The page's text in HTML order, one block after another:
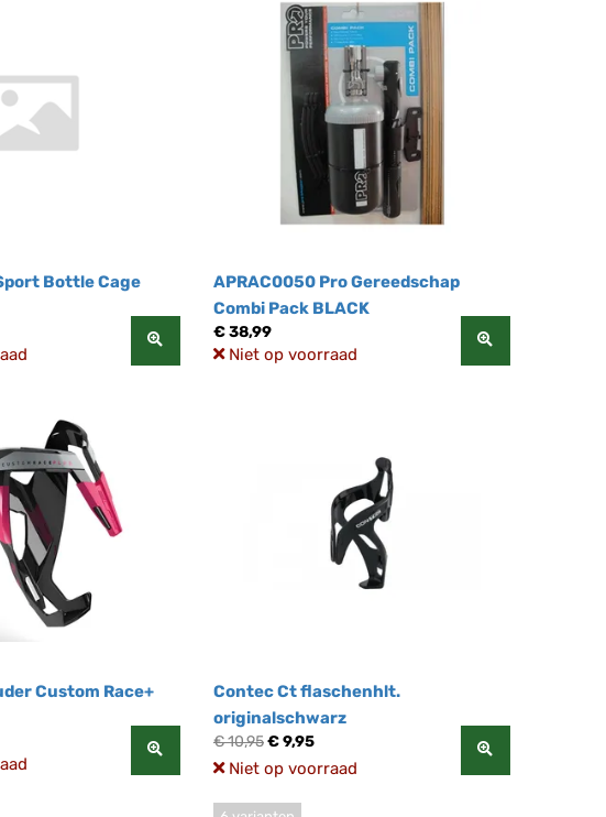
Bottle Cage
APRAC0050 Pro Gereedschap
Combi Pack BLACK
€ 38,99
Niet op voorraad
Custom Race+
Contec Ct flaschenhlt.
originalschwarz
€ 10,95€ 9,95
Niet op voorraad